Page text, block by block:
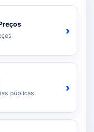
›
públicas ›